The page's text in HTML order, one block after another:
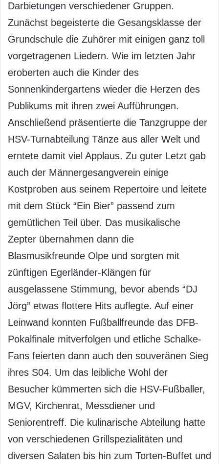
Darbietungen verschiedener Gruppen.
Zunächst begeisterte die Gesangsklasse der
Grundschule die Zuhörer mit einigen ganz toll
vorgetragenen Liedern. Wie im letzten Jahr
eroberten auch die Kinder des
Sonnenkindergartens wieder die Herzen des
Publikums mit ihren zwei Aufführungen.
Anschließend präsentierte die Tanzgruppe der
HSV-Turnabteilung Tänze aus aller Welt und
erntete damit viel Applaus. Zu guter Letzt gab
auch der Männergesangverein einige
Kostproben aus seinem Repertoire und leitete
mit dem Stück “Ein Bier” passend zum
gemütlichen Teil über. Das musikalische
Zepter übernahmen dann die
Blasmusikfreunde Olpe und sorgten mit
zünftigen Egerländer-Klängen für
ausgelassene Stimmung, bevor abends “DJ
Jörg” etwas flottere Hits auflegte. Auf einer
Leinwand konnten Fußballfreunde das DFB-
Pokalfinale mitverfolgen und etliche Schalke-
Fans feierten dann auch den souveränen Sieg
ihres S04. Um das leibliche Wohl der
Besucher kümmerten sich die HSV-Fußballer,
MGV, Kirchenrat, Messdiener und
Seniorentreff. Die kulinarische Abteilung hatte
von verschiedenen Grillspezialitäten und
diversen Salaten bis hin zum Torten-Buffet und